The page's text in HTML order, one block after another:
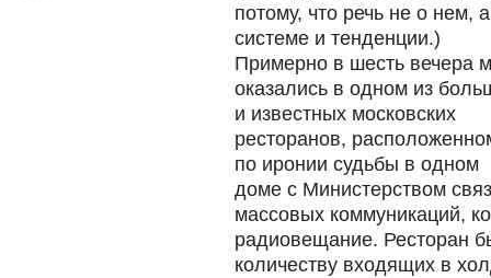
потому, что речь не о нем,
системе и тенденции.)
Примерно в шесть вечера
оказались в одном из
и известных московских
ресторанов,
по иронии судьбы в одном
доме с Министерством
массовых коммуникаций,
радиовещание. Ресторан
количеству входящих в